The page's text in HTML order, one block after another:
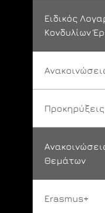
Ειδικός
Κονδυλίων
Θεμάτων
Erasmus+